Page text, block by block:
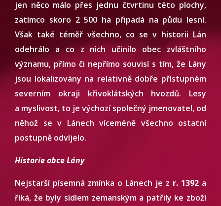
jen něco málo přes jednu čtvrtinu této plochy,
zatímco skoro 2 500 ha připadá na půdu lesní.
Však také téměř všechno, co se v historii Lán
odehrálo a co z nich učinilo obec zvláštního
významu, přímo či nepřímo souvisí s tím, že Lány
jsou lokalizovány na relativně dobře přístupném
severním okraji křivoklátských hvozdů. Lesy
a myslivost, to je výchozí společný jmenovatel, od
něhož se v Lánech víceméně všechno ostatní
postupně odvíjelo.
Historie obce Lány
Nejstarší písemná zmínka o Lánech je z r. 1392 a
říká, že byly sídlem zemanským a patřily ke zboží